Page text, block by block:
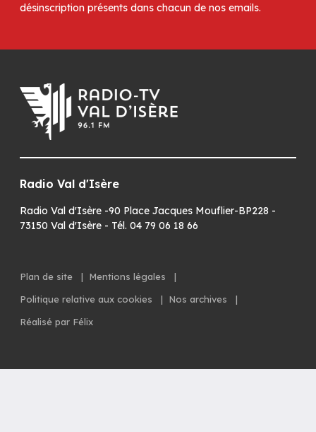
désinscription présents dans chacun de nos emails.
Radio Val d'Isère
Radio Val d'Isère -90 Place Jacques Mouflier-BP228 -
73150 Val d'Isère - Tél. 04 79 06 18 66
Plan de site | Mentions légales
|
Politique relative aux cookies
| Nos archives
|
Réalisé par Félix